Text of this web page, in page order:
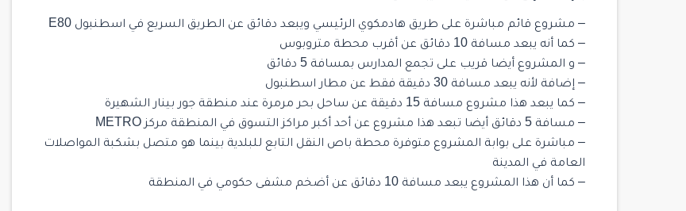
– مشروع قائم مباشرة على طريق هادمكوي الرئيسي ويبعد دقائق عن الطريق السريع في اسطنبول E80
– كما أنه يبعد مسافة 10 دقائق عن أقرب محطة متروبوس
– و المشروع أيضا قريب على تجمع المدارس بمسافة 5 دقائق
– إضافة لأنه يبعد مسافة 30 دقيقة فقط عن مطار اسطنبول
– كما يبعد هذا مشروع مسافة 15 دقيقة عن ساحل بحر مرمرة عند منطقة جور بينار الشهيرة
– مسافة 5 دقائق أيضا تبعد هذا مشروع عن أحد أكبر مراكز التسوق في المنطقة مركز METRO
– مباشرة على بوابة المشروع متوفرة محطة باص النقل التابع للبلدية بينما هو متصل بشكبة المواصلات
العامة في المدينة
– كما أن هذا المشروع يبعد مسافة 10 دقائق عن أضخم مشفى حكومي في المنطقة